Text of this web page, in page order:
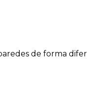
de forma